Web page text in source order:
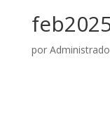
por